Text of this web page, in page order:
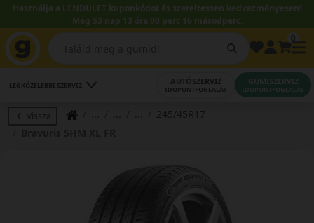
Használja a LENDÜLET kuponkódot és szereltessen kedvezményesen!
Még 53 nap 13 óra 00 perc 15 másodperc.
LEGKÖZELEBBI SZERVIZ AUTÓSZERVIZ
IDŐPONTFOGLALÁS
GUMISZERVIZ
IDŐPONTFOGLALÁS
Vissza
245/45R17